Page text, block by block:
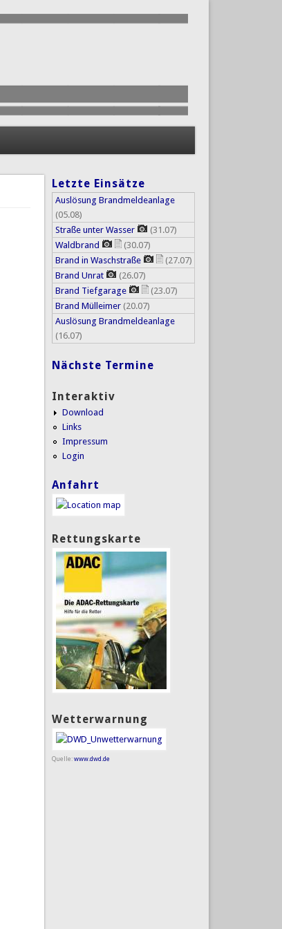
Letzte Einsätze
Auslösung Brandmeldeanlage
(05.08)
Straße unter Wasser
(31.07)
Waldbrand
(30.07)
Brand in Waschstraße
(27.07)
Brand Unrat
(26.07)
Brand Tiefgarage
(23.07)
Brand Mülleimer (20.07)
Auslösung Brandmeldeanlage
(16.07)
Nächste Termine
Interaktiv
Download
Links
Impressum
Login
Anfahrt
Rettungskarte
Wetterwarnung
Quelle: www.dwd.de